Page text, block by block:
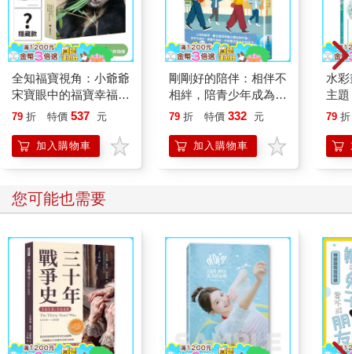
全知福寶視角：小爺爺
宋寶眼中的福寶幸福肥
日常（首刷限量贈：拍
79 折 特價 537 元
加入購物車
剛剛好的陪伴：相伴不
相絆，陪青少年成為想
要的自己
79 折 特價 332 元
加入購物車
水
主
點
79 折
您可能也需要